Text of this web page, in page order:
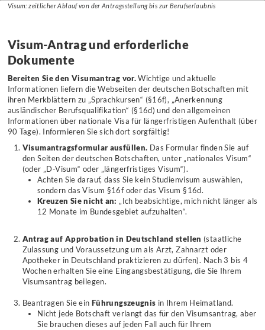
Visum:
der
Antragsstellung
zur
Berufserlaubnis
Visum: zeitlicher Ablauf von der Antragsstellung bis zur Berufserlaubnis
Visum-Antrag und erforderliche
Dokumente
Bereiten Sie den Visumantrag vor. Wichtige und aktuelle
Informationen liefern die Webseiten der deutschen Botschaften mit
ihren Merkblättern zu „Sprachkursen“ (§16f), „Anerkennung
ausländischer Berufsqualifikation“ (§16d) und den allgemeinen
Informationen über nationale Visa für längerfristigen Aufenthalt (über
90 Tage). Informieren Sie sich dort sorgfältig!
Visumantragsformular ausfüllen. Das Formular finden Sie auf
den Seiten der deutschen Botschaften, unter „nationales Visum“
(oder „D-Visum“ oder „längerfristiges Visum“).
Achten Sie darauf, dass Sie kein Studienvisum auswählen,
sondern das Visum §16f oder das Visum §16d.
Kreuzen Sie nicht an: „Ich beabsichtige, mich nicht länger als
12 Monate im Bundesgebiet aufzuhalten“.
Antrag auf Approbation in Deutschland stellen (staatliche
Zulassung und Voraussetzung um als Arzt, Zahnarzt oder
Apotheker in Deutschland praktizieren zu dürfen). Nach 3 bis 4
Wochen erhalten Sie eine Eingangsbestätigung, die Sie Ihrem
Visumsantrag beilegen.
Beantragen Sie ein Führungszeugnis in Ihrem Heimatland.
Nicht jede Botschaft verlangt das für den Visumsantrag, aber
Sie brauchen dieses auf jeden Fall auch für Ihrem